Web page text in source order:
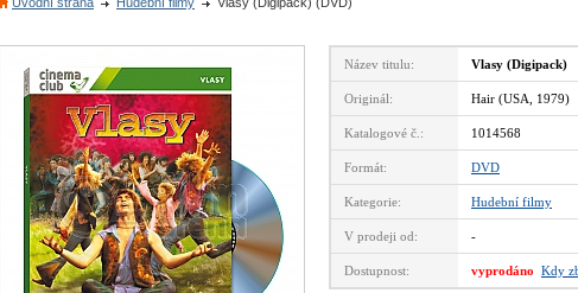
Název titulu: Vlasy (Digipack)
Originál: Hair (USA, 1979)
Katalogové č.: 1014568
Formát: DVD
Kategorie: Hudební filmy
V prodeji od: -
Dostupnost: vyprodáno Kdy